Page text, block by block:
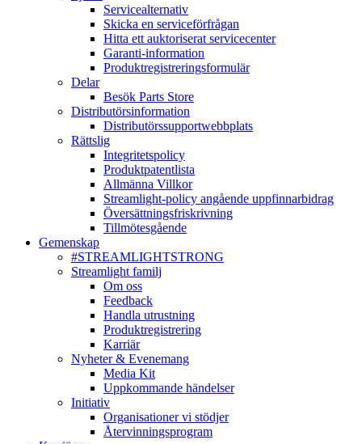
Servicealternativ
Skicka en serviceförfrågan
Hitta ett auktoriserat servicecenter
Garanti-information
Produktregistreringsformulär
Delar
Besök Parts Store
Distributörsinformation
Distributörssupportwebbplats
Rättslig
Integritetspolicy
Produktpatentlista
Allmänna Villkor
Streamlight-policy angående uppfinnarbidrag
Översättningsfriskrivning
Tillmötesgående
Gemenskap
#STREAMLIGHTSTRONG
Streamlight familj
Om oss
Feedback
Handla utrustning
Produktregistrering
Karriär
Nyheter & Evenemang
Media Kit
Uppkommande händelser
Initiativ
Organisationer vi stödjer
Återvinningsprogram